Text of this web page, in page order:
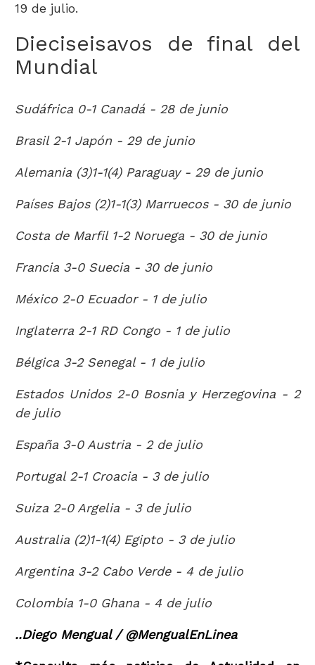
19 de julio.
Dieciseisavos de final del
Mundial
Sudáfrica 0-1 Canadá - 28 de junio
Brasil 2-1 Japón - 29 de junio
Alemania (3)1-1(4) Paraguay - 29 de junio
Países Bajos (2)1-1(3) Marruecos - 30 de junio
Costa de Marfil 1-2 Noruega - 30 de junio
Francia 3-0 Suecia - 30 de junio
México 2-0 Ecuador - 1 de julio
Inglaterra 2-1 RD Congo - 1 de julio
Bélgica 3-2 Senegal - 1 de julio
Estados Unidos 2-0 Bosnia y Herzegovina - 2
de julio
España 3-0 Austria - 2 de julio
Portugal 2-1 Croacia - 3 de julio
Suiza 2-0 Argelia - 3 de julio
Australia (2)1-1(4) Egipto - 3 de julio
Argentina 3-2 Cabo Verde - 4 de julio
Colombia 1-0 Ghana - 4 de julio
..Diego Mengual / @MengualEnLinea